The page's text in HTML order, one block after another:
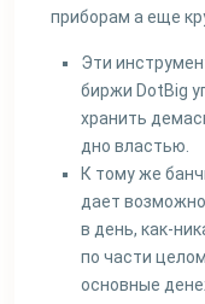
приборам а еще
Эти
биржи DotBig
хранить
дно властью.
К тому же
дает
в день, как-
по части
основные